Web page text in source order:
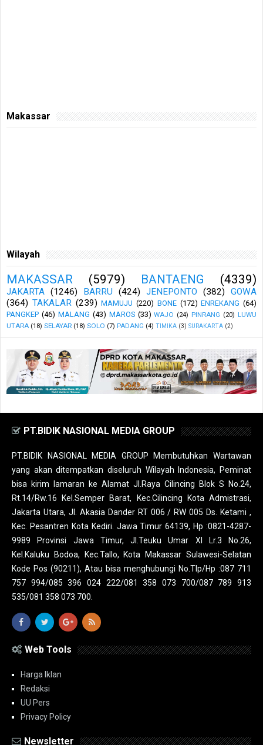
Makassar
Wilayah
MAKASSAR (5979) BANTAENG (4339)
JAKARTA (1246) BARRU (424) JENEPONTO (382)
GOWA
(364) TAKALAR (239) MAMUJU (220) BONE (172) ENREKANG (64)
PANGKEP (46) MALANG (43) MAROS (33) WAJO (24) PINRANG (20) LUWU
UTARA (18) SELAYAR (18) SOLO (7) PADANG (4) TIMIKA (3) SURAKARTA (2)
PT.BIDIK NASIONAL MEDIA GROUP
PT.BIDIK NASIONAL MEDIA GROUP Membutuhkan Wartawan
yang akan ditempatkan diseluruh Wilayah Indonesia, Peminat
bisa kirim lamaran ke Alamat Jl.Raya Cilincing Blok S No.24,
Rt.14/Rw.16 Kel.Semper Barat, Kec.Cilincing Kota Admistrasi,
Jakarta Utara, Jl. Akasia Dander RT 006 / RW 005 Ds. Ketami ,
Kec. Pesantren Kota Kediri. Jawa Timur 64139, Hp :0821-4287-
9989 Provinsi Jawa Timur, Jl.Teuku Umar XI Lr.3 No.26,
Kel.Kaluku Bodoa, Kec.Tallo, Kota Makassar Sulawesi-Selatan
Kode Pos (90211), Atau bisa menghubungi No.Tlp/Hp :087 711
757 994/085 396 024 222/081 358 073 700/087 789 913
535/081 358 073 700.
Web Tools
Harga Iklan
Redaksi
UU Pers
Privacy Policy
Newsletter